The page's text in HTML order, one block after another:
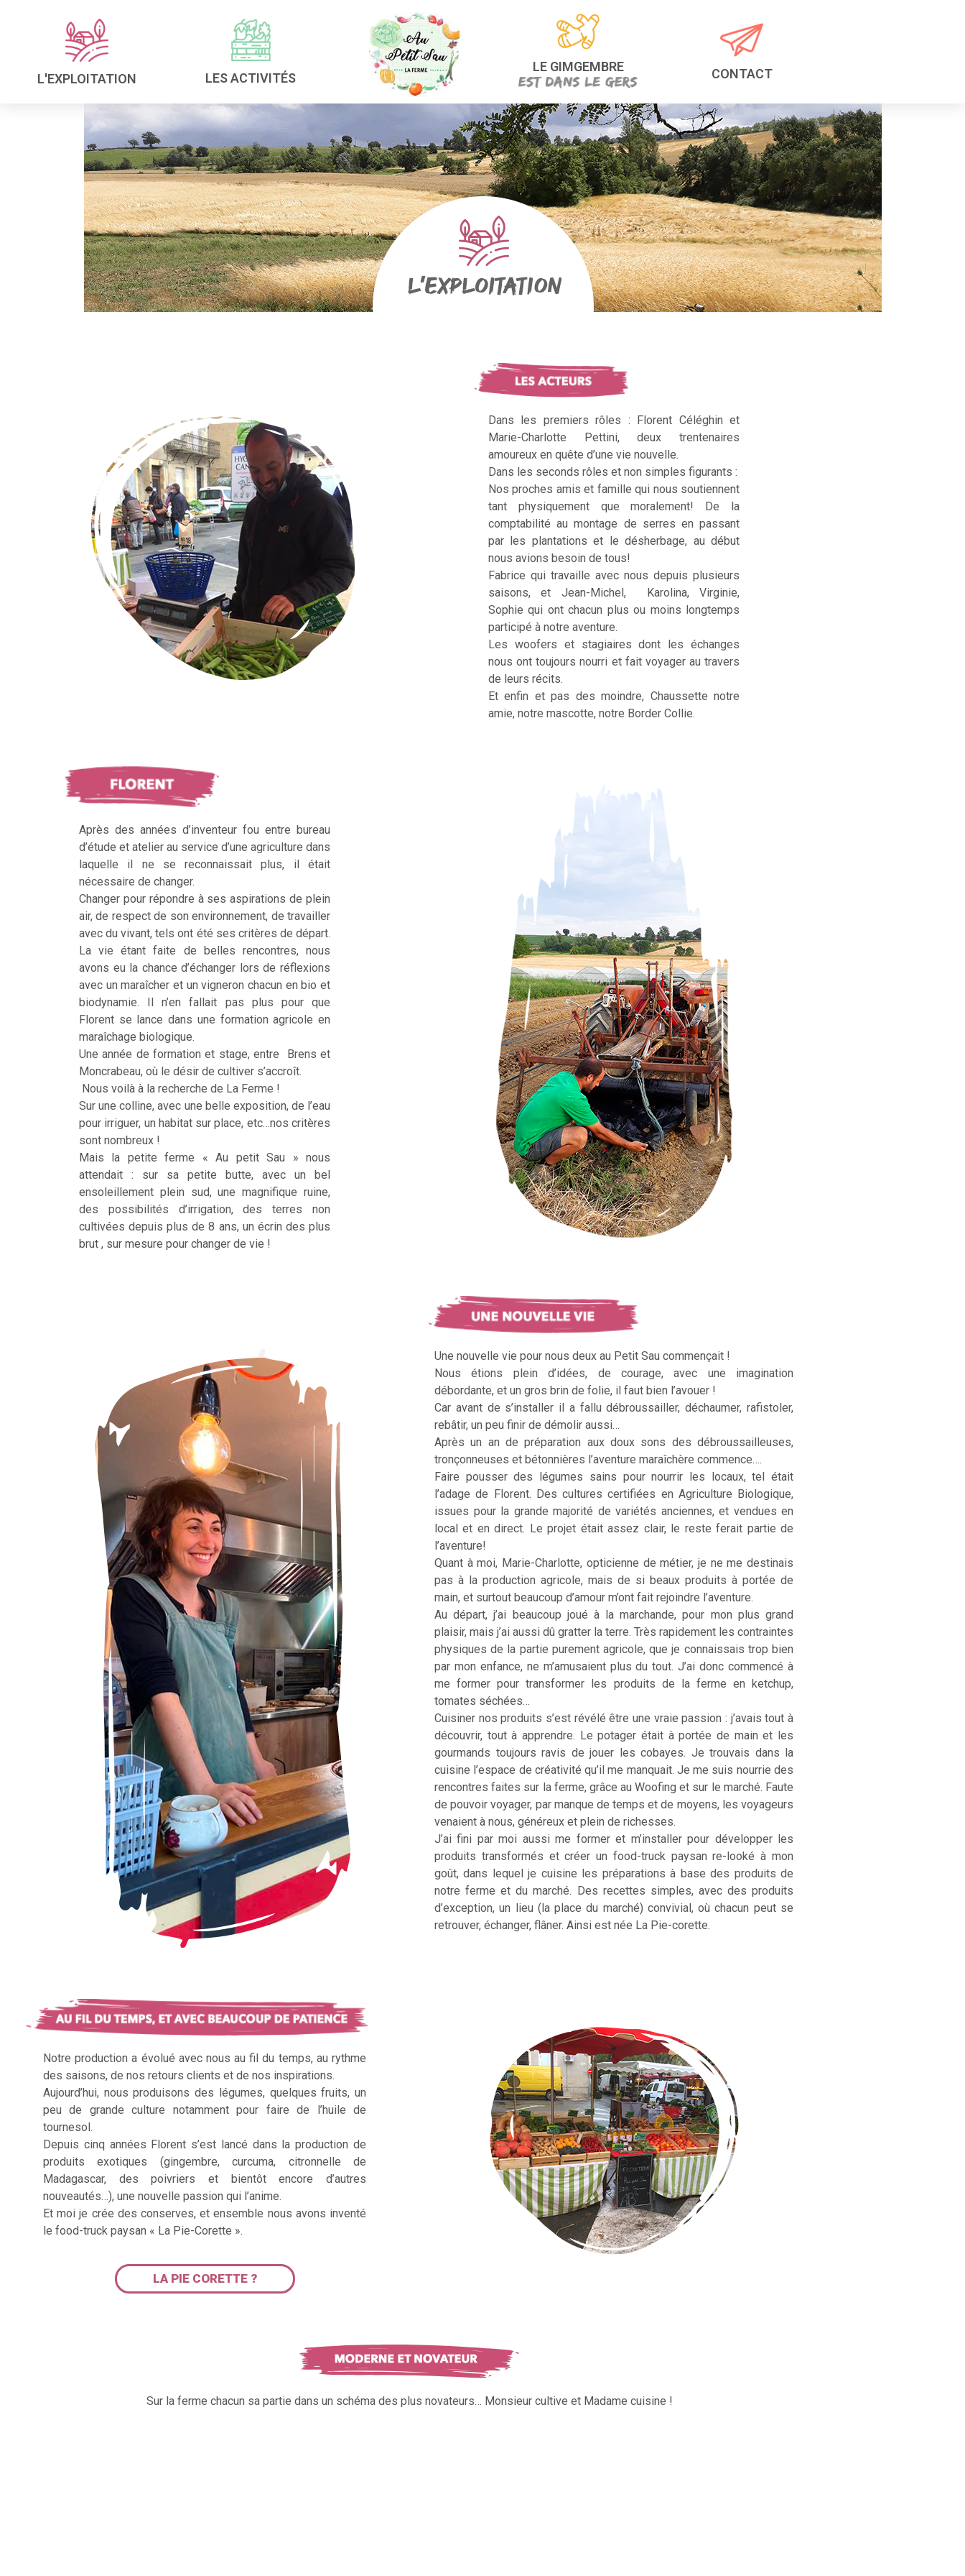
L'EXPLOITATION LES ACTIVITÉS
LE GIMGEMBRE CONTACT
Dans les premiers rôles : Florent Céléghin et
Marie-Charlotte Pettini, deux trentenaires
amoureux en quête d’une vie nouvelle.
Dans les seconds rôles et non simples figurants :
Nos proches amis et famille qui nous soutiennent
tant physiquement que moralement! De la
comptabilité au montage de serres en passant
par les plantations et le désherbage, au début
nous avions besoin de tous!
Fabrice qui travaille avec nous depuis plusieurs
saisons, et Jean-Michel, Karolina, Virginie,
Sophie qui ont chacun plus ou moins longtemps
participé à notre aventure.
Les woofers et stagiaires dont les échanges
nous ont toujours nourri et fait voyager au travers
de leurs récits.
Et enfin et pas des moindre, Chaussette notre
amie, notre mascotte, notre Border Collie.
Après des années d’inventeur fou entre bureau
d’étude et atelier au service d’une agriculture dans
laquelle il ne se reconnaissait plus, il était
nécessaire de changer.
Changer pour répondre à ses aspirations de plein
air, de respect de son environnement, de travailler
avec du vivant, tels ont été ses critères de départ.
La vie étant faite de belles rencontres, nous
avons eu la chance d’échanger lors de réflexions
avec un maraîcher et un vigneron chacun en bio et
biodynamie. Il n’en fallait pas plus pour que
Florent se lance dans une formation agricole en
maraîchage biologique.
Une année de formation et stage, entre Brens et
Moncrabeau, où le désir de cultiver s’accroît.
Nous voilà à la recherche de La Ferme !
Sur une colline, avec une belle exposition, de l’eau
pour irriguer, un habitat sur place, etc…nos critères
sont nombreux !
Mais la petite ferme « Au petit Sau » nous
attendait : sur sa petite butte, avec un bel
ensoleillement plein sud, une magnifique ruine,
des possibilités d’irrigation, des terres non
cultivées depuis plus de 8 ans, un écrin des plus
brut , sur mesure pour changer de vie !
Une nouvelle vie pour nous deux au Petit Sau commençait !
Nous étions plein d’idées, de courage, avec une imagination
débordante, et un gros brin de folie, il faut bien l’avouer !
Car avant de s’installer il a fallu débroussailler, déchaumer, rafistoler,
rebâtir, un peu finir de démolir aussi…
Après un an de préparation aux doux sons des débroussailleuses,
tronçonneuses et bétonnières l’aventure maraîchère commence….
Faire pousser des légumes sains pour nourrir les locaux, tel était
l’adage de Florent. Des cultures certifiées en Agriculture Biologique,
issues pour la grande majorité de variétés anciennes, et vendues en
local et en direct. Le projet était assez clair, le reste ferait partie de
l’aventure!
Quant à moi, Marie-Charlotte, opticienne de métier, je ne me destinais
pas à la production agricole, mais de si beaux produits à portée de
main, et surtout beaucoup d’amour m’ont fait rejoindre l’aventure.
Au départ, j’ai beaucoup joué à la marchande, pour mon plus grand
plaisir, mais j’ai aussi dû gratter la terre. Très rapidement les contraintes
physiques de la partie purement agricole, que je connaissais trop bien
par mon enfance, ne m’amusaient plus du tout. J’ai donc commencé à
me former pour transformer les produits de la ferme en ketchup,
tomates séchées…
Cuisiner nos produits s’est révélé être une vraie passion : j’avais tout à
découvrir, tout à apprendre. Le potager était à portée de main et les
gourmands toujours ravis de jouer les cobayes. Je trouvais dans la
cuisine l’espace de créativité qu’il me manquait. Je me suis nourrie des
rencontres faites sur la ferme, grâce au Woofing et sur le marché. Faute
de pouvoir voyager, par manque de temps et de moyens, les voyageurs
venaient à nous, généreux et plein de richesses.
J’ai fini par moi aussi me former et m’installer pour développer les
produits transformés et créer un food-truck paysan re-looké à mon
goût, dans lequel je cuisine les préparations à base des produits de
notre ferme et du marché. Des recettes simples, avec des produits
d’exception, un lieu (la place du marché) convivial, où chacun peut se
retrouver, échanger, flâner. Ainsi est née La Pie-corette.
Notre production a évolué avec nous au fil du temps, au rythme
des saisons, de nos retours clients et de nos inspirations.
Aujourd’hui, nous produisons des légumes, quelques fruits, un
peu de grande culture notamment pour faire de l’huile de
tournesol.
Depuis cinq années Florent s’est lancé dans la production de
produits exotiques (gingembre, curcuma, citronnelle de
Madagascar, des poivriers et bientôt encore d’autres
nouveautés…), une nouvelle passion qui l’anime.
Et moi je crée des conserves, et ensemble nous avons inventé
le food-truck paysan « La Pie-Corette ».
LA PIE CORETTE ?
Sur la ferme chacun sa partie dans un schéma des plus novateurs… Monsieur cultive et Madame cuisine !